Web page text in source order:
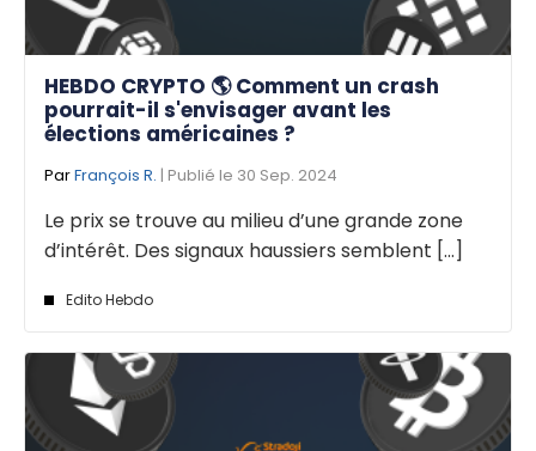
HEBDO CRYPTO 🌎 Comment un crash
pourrait-il s'envisager avant les
élections américaines ?
ParFrançois R. | Publié le 30 Sep. 2024
Le prix se trouve au milieu d’une grande zone
d’intérêt. Des signaux haussiers semblent [...]
Edito Hebdo